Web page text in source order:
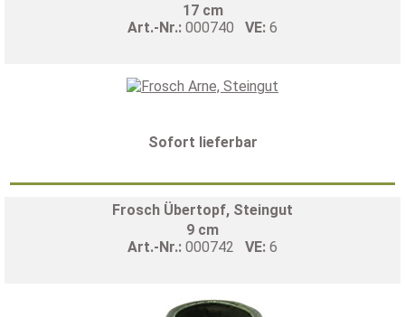
17 cm
Art.-Nr.: 000740 VE: 6
Sofort lieferbar
Frosch Übertopf, Steingut
9 cm
Art.-Nr.: 000742 VE: 6